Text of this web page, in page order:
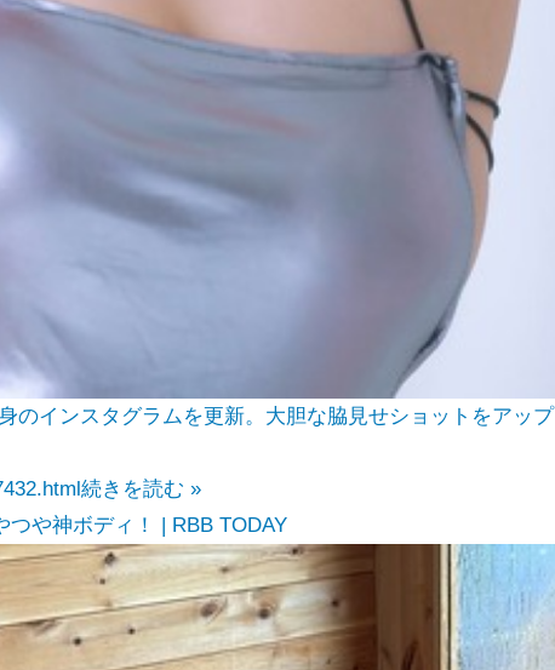
のインスタグラムを更新。大胆な脇見せショットをアップ
続きを読む »
つや神ボディ！ | RBB TODAY